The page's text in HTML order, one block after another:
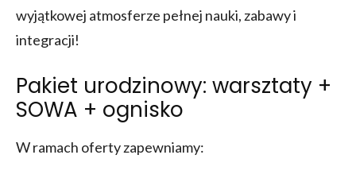
wyjątkowej atmosferze pełnej nauki, zabawy i
integracji!
Pakiet urodzinowy: warsztaty +
SOWA + ognisko
W ramach oferty zapewniamy: